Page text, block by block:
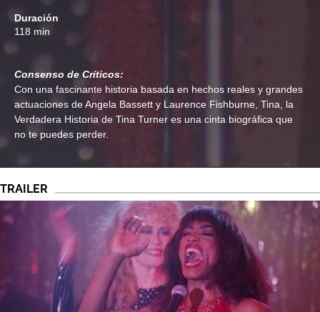
Duración
118 min
Consenso de Críticos:
Con una fascinante historia basada en hechos reales y grandes
actuaciones de Angela Bassett y Laurence Fishburne, Tina, la
Verdadera Historia de Tina Turner es una cinta biográfica que
no te puedes perder.
TRAILER